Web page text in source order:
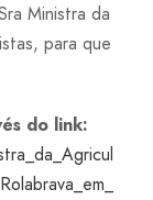
Ministra da
para que
do link: